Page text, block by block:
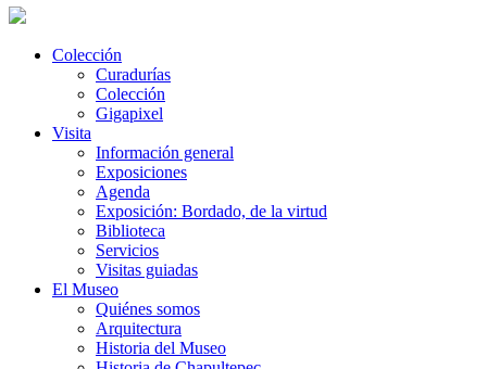
Colección
Curadurías
Colección
Gigapixel
Visita
Información general
Exposiciones
Agenda
Exposición: Bordado, de la virtud
Biblioteca
Servicios
Visitas guiadas
El Museo
Quiénes somos
Arquitectura
Historia del Museo